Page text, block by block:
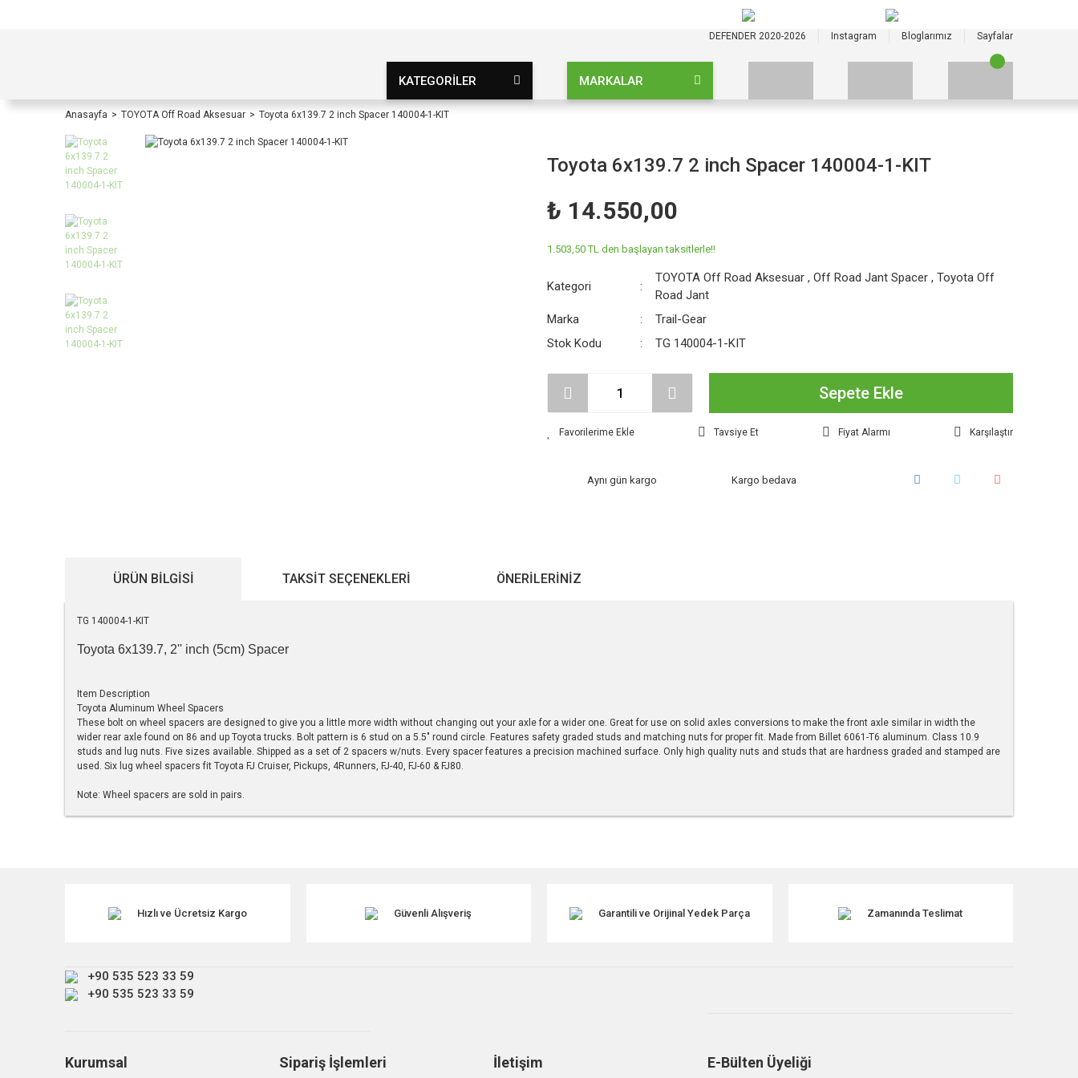
DEFENDER 2020-2026 Instagram Bloglarımız Sayfalar
KATEGORİLER MARKALAR
Anasayfa TOYOTA Off Road Aksesuar Toyota 6x139.7 2 inch Spacer 140004-1-KIT
Toyota 6x139.7 2 inch Spacer 140004-1-KIT
₺ 14.550,00
1.503,50 TL den başlayan taksitlerle!!
Kategori
TOYOTA Off Road Aksesuar ,Off Road Jant Spacer ,Toyota Off
Road Jant
Marka
Trail-Gear
Stok Kodu
TG 140004-1-KIT
Sepete Ekle
Tavsiye Et Fiyat Alarmı Karşılaştır
Aynı gün kargo Kargo bedava
ÜRÜN BILGISI TAKSIT SEÇENEKLERI ÖNERILERINIZ
TG 140004-1-KIT
Toyota 6x139.7, 2'' inch (5cm) Spacer
Item Description
Toyota Aluminum Wheel Spacers
These bolt on wheel spacers are designed to give you a little more width without changing out your axle for a wider one. Great for use on solid axles conversions to make the front axle similar in width the
wider rear axle found on 86 and up Toyota trucks. Bolt pattern is 6 stud on a 5.5" round circle. Features safety graded studs and matching nuts for proper fit. Made from Billet 6061-T6 aluminum. Class 10.9
studs and lug nuts. Five sizes available. Shipped as a set of 2 spacers w/nuts. Every spacer features a precision machined surface. Only high quality nuts and studs that are hardness graded and stamped are
used. Six lug wheel spacers fit Toyota FJ Cruiser, Pickups, 4Runners, FJ-40, FJ-60 & FJ80.
Note: Wheel spacers are sold in pairs.
Ürün açıklamasında eksik bilgiler bulunuyor.
Bu ürüne benzer farklı alternatifler olmalı.
Hızlı ve Ücretsiz Kargo Güvenli Alışveriş Garantili ve Orijinal Yedek Parça Zamanında Teslimat
+90 535 523 33 59
+90 535 523 33 59
Kurumsal Sipariş İşlemleri İletişim E-Bülten Üyeliği